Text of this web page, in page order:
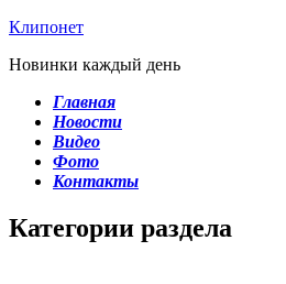
Клипонет
Новинки каждый день
Главная
Новости
Видео
Фото
Контакты
Категории раздела